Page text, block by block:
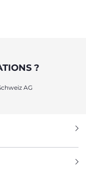
?
AG